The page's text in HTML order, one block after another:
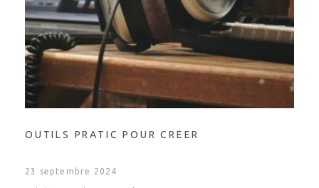
OUTILS PRATIC POUR CRÉER
23 septembre 2024